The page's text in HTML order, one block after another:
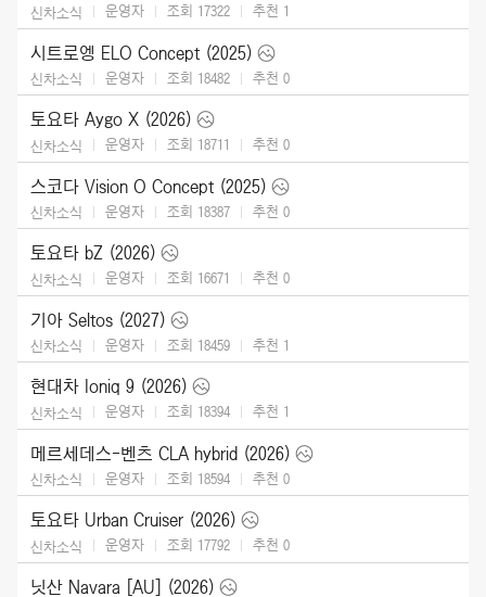
신차소식 운영자 조회 17322 추천 1
시트로엥 ELO Concept (2025)
신차소식 운영자 조회 18482 추천 0
토요타 Aygo X (2026)
신차소식 운영자 조회 18711 추천 0
스코다 Vision O Concept (2025)
신차소식 운영자 조회 18387 추천 0
토요타 bZ (2026)
신차소식 운영자 조회 16671 추천 0
기아 Seltos (2027)
신차소식 운영자 조회 18459 추천 1
현대차 Ioniq 9 (2026)
신차소식 운영자 조회 18394 추천 1
메르세데스-벤츠 CLA hybrid (2026)
신차소식 운영자 조회 18594 추천 0
토요타 Urban Cruiser (2026)
신차소식 운영자 조회 17792 추천 0
닛산 Navara [AU] (2026)